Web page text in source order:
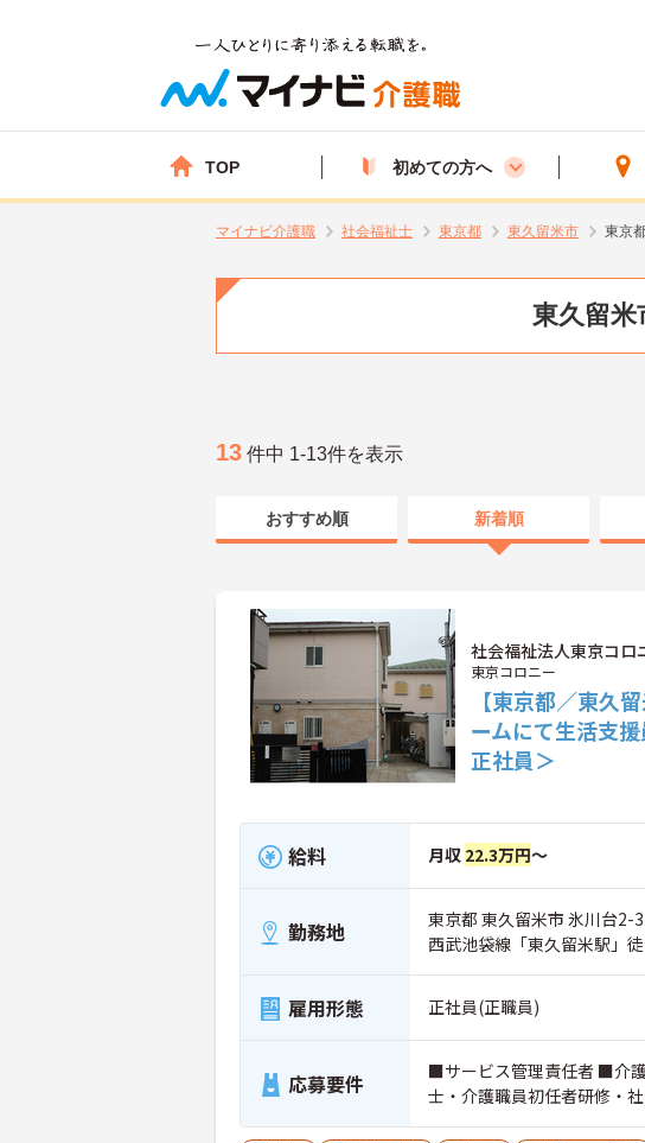
TOP 初めての方へ
マイナビ介護職 社会福祉士 東京都 東久留米市 東京
東久留米
13 件中 1-13件を表示
おすすめ順 新着順
社会福祉法人東京コロ
東京コロニー
【東京都／東久
ームにて生活支
正社員＞
給料 月収 22.3万円～
勤務地
東京都 東久留米市 氷川台2-
西武池袋線「東久留米駅」
雇用形態 正社員(正職員)
応募要件
■サービス管理責任者 ■介
士・介護職員初任者研修・